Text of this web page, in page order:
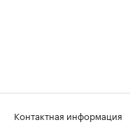
Контактная информация